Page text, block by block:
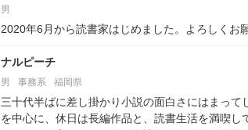
男
2020年6月から読書家はじめました。よろしくお
ナルピーチ
男 事務系 福岡県
三十代半ばに差し掛かり小説の面白さにはまっ
を中心に、休日は長編作品と、読書生活を満喫し